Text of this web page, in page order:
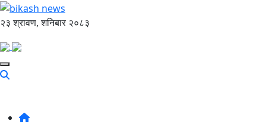
२३ श्रावण, शनिबार २०८३